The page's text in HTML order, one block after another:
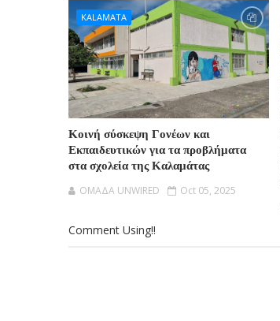
KALAMATA
Κοινή σύσκεψη Γονέων και
Εκπαιδευτικών για τα προβλήματα
στα σχολεία της Καλαμάτας
OMAΔΑ UNWIRED Oct 05, 2025
Comment Using!!